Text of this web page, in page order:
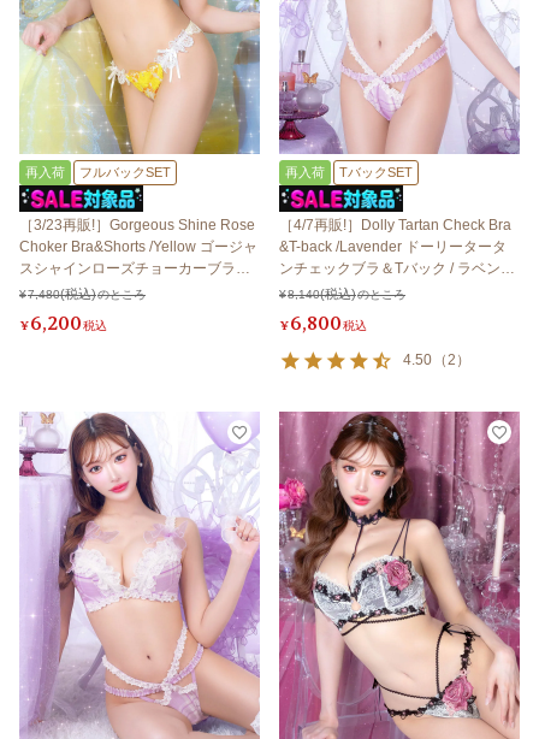
再入荷 フルバックSET
［3/23再販!］Gorgeous Shine Rose
Choker Bra&Shorts /Yellow ゴージャ
スシャインローズチョーカーブラ＆
ショーツ / イエロー
¥7,480 のところ
¥6,200税込
再入荷 TバックSET
［4/7再販!］Dolly Tartan Check Bra
&T-back /Lavender ドーリータータ
ンチェックブラ＆Tバック / ラベンダ
ー
¥8,140 のところ
¥6,800税込
4.50 （2 ）